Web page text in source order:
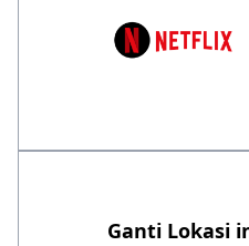
Ganti Lokasi